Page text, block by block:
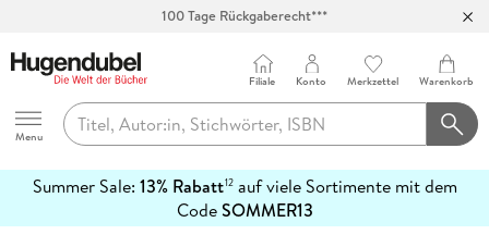
100 Tage Rückgaberecht***
Hugendubel
Menu
Filiale Konto Merkzettel Warenkorb
Summer Sale: 13% Rabatt12auf viele Sortimente mit dem
CodeSOMMER13
erfahren